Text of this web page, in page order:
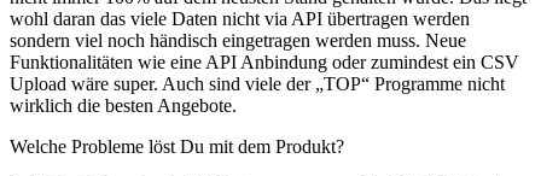
wohl daran das viele Daten nicht via API übertragen werden
sondern viel noch händisch eingetragen werden muss. Neue
Funktionalitäten wie eine API Anbindung oder zumindest ein CSV
Upload wäre super. Auch sind viele der „TOP“ Programme nicht
wirklich die besten Angebote.
Welche Probleme löst Du mit dem Produkt?